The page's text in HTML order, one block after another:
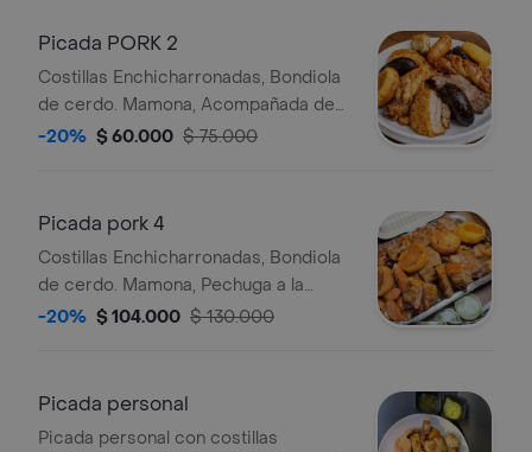
Picada PORK 2
Costillas Enchicharronadas, Bondiola
de cerdo. Mamona, Acompañada de
chorizos, morcilla, Arepa boyacense,
-20% $ 60.000 $ 75.000
Picada pork 4
Costillas Enchicharronadas, Bondiola
de cerdo. Mamona, Pechuga a la
plancha y costillas BBQ Acompañada
maduro y salsa tipo guacamole.
-20% $ 104.000 $ 130.000
Picada personal
Picada personal con costillas